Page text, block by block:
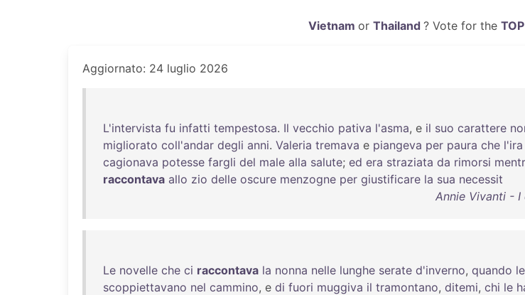
Vietnam or Thailand ? Vote for the
Aggiornato: 24 luglio 2026
L'intervista fu infatti tempestosa. Il vecchio pativa l'asma, e il suo carattere
migliorato coll'andar degli anni. Valeria tremava e piangeva per paura che l'ira
cagionava potesse fargli del male alla salute; ed era straziata da rimorsi
raccontava allo zio delle oscure menzogne per giustificare la sua necessit
Annie Vivanti -
Le novelle che ci raccontava la nonna nelle lunghe serate d'inverno, quando le
scoppiettavano nel cammino, e di fuori muggiva il tramontano, ditemi, chi le